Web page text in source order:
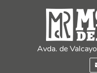
Avda. de